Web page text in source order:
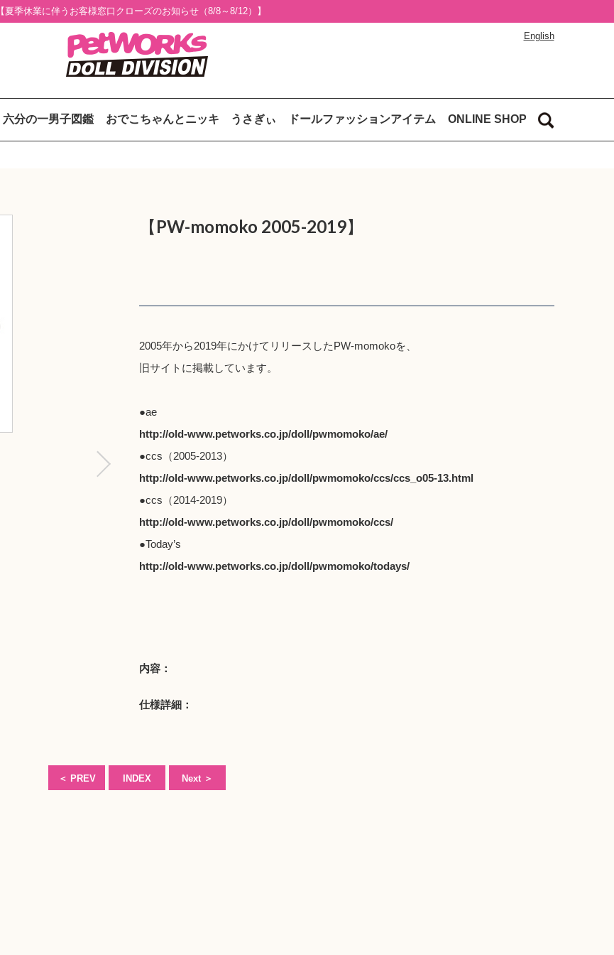
【夏季休業に伴うお客様窓口クローズのお知らせ（8/8～8/12）】
English
六分の一男子図鑑 おでこちゃんとニッキ うさぎぃ ドールファッションアイテム ONLINE SHOP
【PW-momoko 2005-2019】
2005年から2019年にかけてリリースしたPW-momokoを、
旧サイト に掲載しています。
●ae
http://old-www.petworks.co.jp/doll/pwmomoko/ae/
●ccs（2005-2013）
http://old-www.petworks.co.jp/doll/pwmomoko/ccs/ccs_o05-13.html
●ccs（2014-2019）
http://old-www.petworks.co.jp/doll/pwmomoko/ccs/
●Today’s
http://old-www.petworks.co.jp/doll/pwmomoko/todays/
内容：
仕様詳細：
＜ PREV INDEX Next ＞